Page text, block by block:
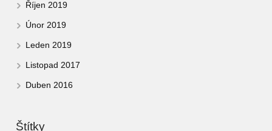
Říjen 2019
Únor 2019
Leden 2019
Listopad 2017
Duben 2016
Štítky